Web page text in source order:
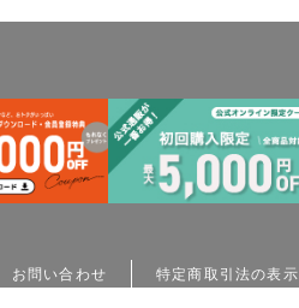
お問い合わせ 特定商取引法の表示